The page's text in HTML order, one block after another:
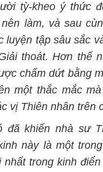
tỳ-kheo ý thức
làm, và sau
luyện tập sâu sắc
thoát. Hơn thế
chấm dứt bằng
một thắc mắc
vị Thiên nhân trên
đã khiến nhà sư
này là một
nhất trong kinh